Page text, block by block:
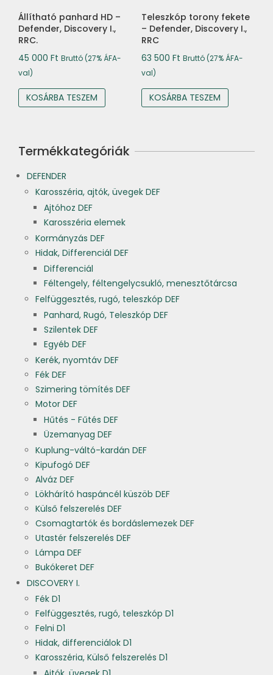
Állítható panhard HD –
Defender, Discovery I.,
RRC.
45 000 Ft Bruttó (27% ÁFA-
val)
KOSÁRBA TESZEM
Teleszkóp torony fekete
– Defender, Discovery I.,
RRC
63 500 Ft Bruttó (27% ÁFA-
val)
KOSÁRBA TESZEM
Termékkategóriák
DEFENDER
Karosszéria, ajtók, üvegek DEF
Ajtóhoz DEF
Karosszéria elemek
Kormányzás DEF
Hidak, Differenciál DEF
Differenciál
Féltengely, féltengelycsukló, menesztőtárcsa
Felfüggesztés, rugó, teleszkóp DEF
Panhard, Rugó, Teleszkóp DEF
Szilentek DEF
Egyéb DEF
Kerék, nyomtáv DEF
Fék DEF
Szimering tömítés DEF
Motor DEF
Hűtés - Fűtés DEF
Üzemanyag DEF
Kuplung-váltó-kardán DEF
Kipufogó DEF
Alváz DEF
Lökhárító haspáncél küszöb DEF
Külső felszerelés DEF
Csomagtartók és bordáslemezek DEF
Utastér felszerelés DEF
Lámpa DEF
Bukókeret DEF
DISCOVERY I.
Fék D1
Felfüggesztés, rugó, teleszkóp D1
Felni D1
Hidak, differenciálok D1
Karosszéria, Külső felszerelés D1